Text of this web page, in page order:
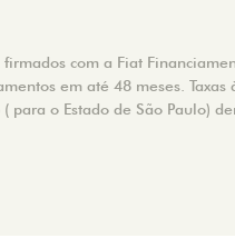
com a Fiat
em até 48 meses.
para o Estado de São Paulo)